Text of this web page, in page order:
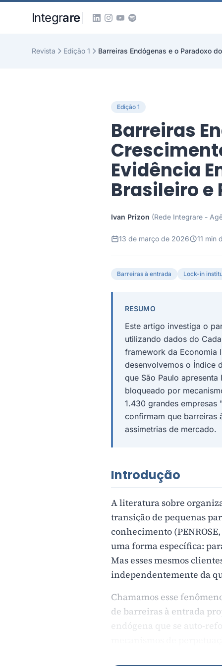
Integrare
Revista Edição 1
Edição 1
Barreiras
Evidência
Brasileiro e
Ivan Prizon (Rede Integrare -
13 de março de 2026 11 min
Barreiras à entrada Lock-in
RESUMO
Este artigo investiga o
utilizando dados do
framework da Economia
desenvolvemos o Índice
que São Paulo
bloqueado por
1.430 grandes
confirmam que barreiras
assimetrias de mercado.
Introdução
A literatura sobre
transição de pequenas
conhecimento
uma forma específica:
Mas esses mesmos
independentemente da
Chamamos esse
de barreiras à entrada
endógena que se auto-